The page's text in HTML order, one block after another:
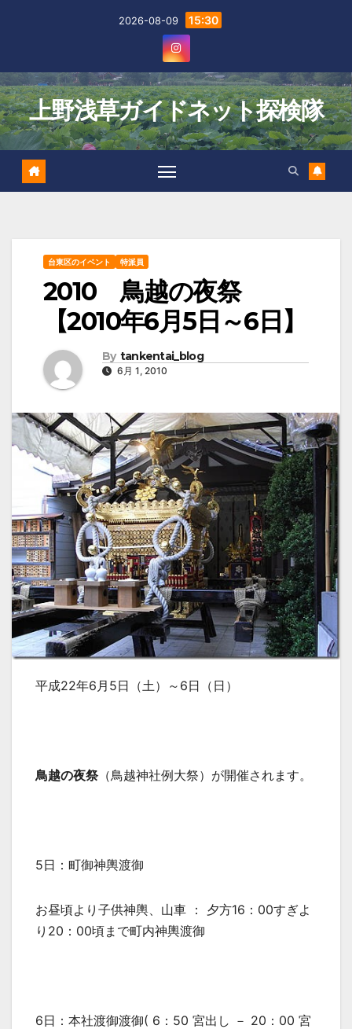
2026-08-09 15:30
上野浅草ガイドネット探検隊
台東区のイベント 特派員
2010 鳥越の夜祭
【2010年6月5日～6日】
By tankentai_blog
6月 1, 2010
平成22年6月5日（土）～6日（日）
鳥越の夜祭 （鳥越神社例大祭）が開催されます。
5日：町御神輿渡御
お昼頃より子供神輿、山車 ： 夕方16：00すぎよ
り20：00頃まで町内神輿渡御
6日：本社渡御渡御( 6：50 宮出し － 20：00 宮